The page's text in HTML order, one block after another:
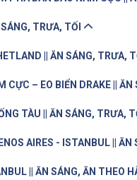
TRƯA, TỐI
|| ĂN SÁNG, TRƯA,
CỰC – EO BIỂN DRAKE || ĂN
TÀU || ĂN SÁNG, TRƯA,
AIRES - ISTANBUL || ĂN
|| ĂN SÁNG, ĂN THEO